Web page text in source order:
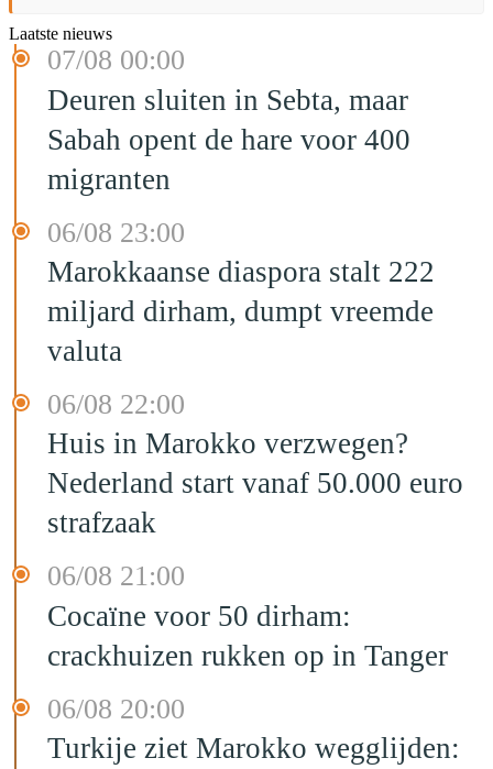
Laatste nieuws
07/08 00:00
Deuren sluiten in Sebta, maar
Sabah opent de hare voor 400
migranten
06/08 23:00
Marokkaanse diaspora stalt 222
miljard dirham, dumpt vreemde
valuta
06/08 22:00
Huis in Marokko verzwegen?
Nederland start vanaf 50.000 euro
strafzaak
06/08 21:00
Cocaïne voor 50 dirham:
crackhuizen rukken op in Tanger
06/08 20:00
Turkije ziet Marokko wegglijden: